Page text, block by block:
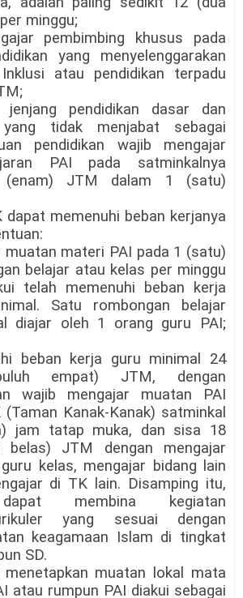
minggu;
pembimbing khusus pada
yang menyelenggarakan
atau pendidikan terpadu
pendidikan dasar dan
yang tidak menjabat sebagai
pendidikan wajib mengajar
PAI pada satminkalnya
JTM dalam 1 (satu)
dapat memenuhi beban kerjanya
muatan materi PAI pada 1 (satu)
belajar atau kelas per minggu
telah memenuhi beban kerja
Satu rombongan belajar
diajar oleh 1 orang guru PAI;
beban kerja guru minimal 24
empat) JTM, dengan
wajib mengajar muatan PAI
(Taman Kanak-Kanak) satminkal
jam tatap muka, dan sisa 18
belas) JTM dengan mengajar
kelas, mengajar bidang lain
di TK lain. Disamping itu,
membina kegiatan
yang sesuai dengan
keagamaan Islam di tingkat
SD.
muatan lokal mata
atau rumpun PAI diakui sebagai